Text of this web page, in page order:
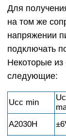
Для
на том же
напряжении
подключать
Некоторые
следующие:
Ucc min
А2030Н